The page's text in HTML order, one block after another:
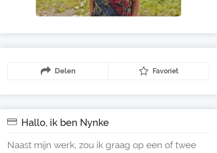
Delen Favoriet
Hallo, ik ben Nynke
Naast mijn werk, zou ik graag op een of twee